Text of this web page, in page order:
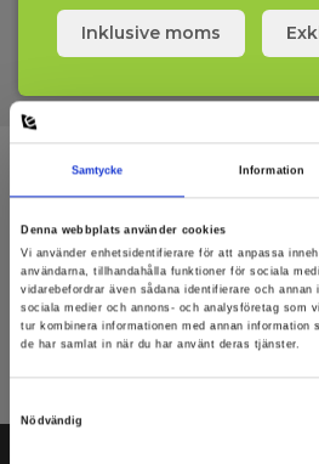
Samtycke Information
Denna webbplats använder cookies
Vi använder enhetsidentifierare för att anpassa
användarna, tillhandahålla funktioner för sociala
vidarebefordrar även sådana identifierare och
sociala medier och annons- och analysföretag som
tur kombinera informationen med annan information
de har samlat in när du har använt deras tjänster.
Nödvändig
Anmäl dig för att få E-
Håll dig uppdaterad, och få
inkorg
som helst via en link i nyhetsmailet.
Inklusive moms